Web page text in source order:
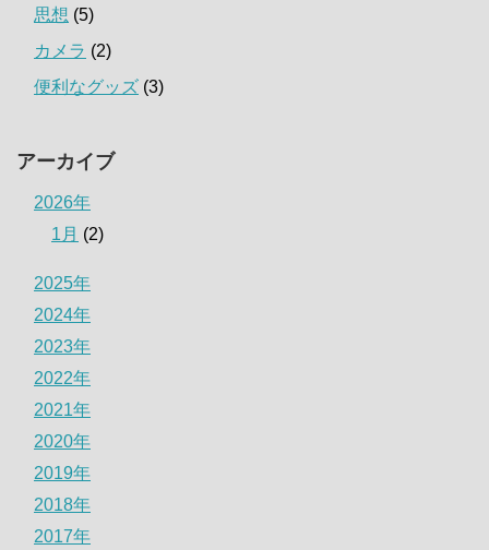
思想 (5)
カメラ (2)
便利なグッズ (3)
アーカイブ
2026年
1月 (2)
2025年
2024年
2023年
2022年
2021年
2020年
2019年
2018年
2017年